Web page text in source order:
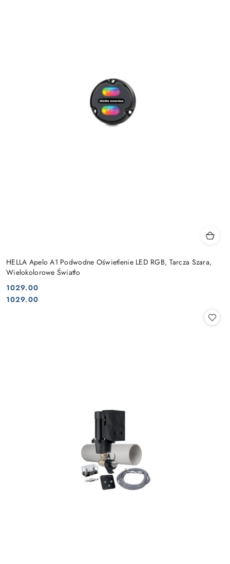
HELLA Apelo A1 Podwodne Oświetlenie LED RGB, Tarcza Szara,
Wielokolorowe Światło
Cena:
1029.00
Cena:
1029.00